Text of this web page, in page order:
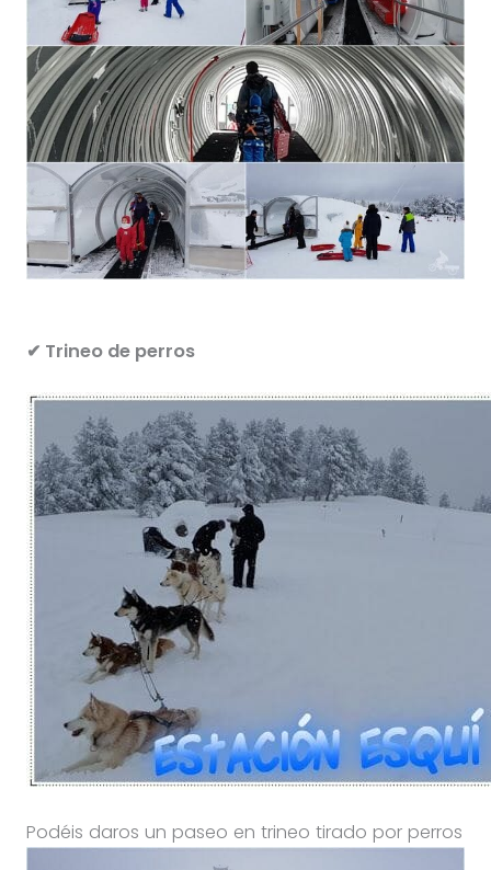
✔ Trineo de perros
Podéis daros un paseo en trineo tirado por perros